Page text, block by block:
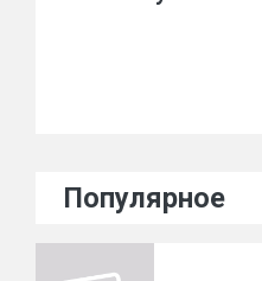
Популярное